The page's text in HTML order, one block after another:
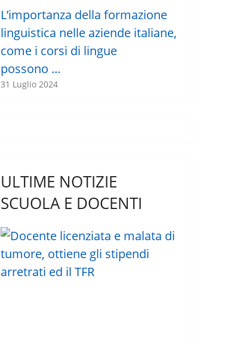
L’importanza della formazione
linguistica nelle aziende italiane,
come i corsi di lingue
possono …
31 Luglio 2024
ULTIME NOTIZIE
SCUOLA E DOCENTI